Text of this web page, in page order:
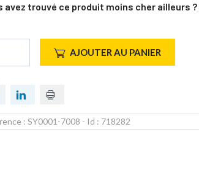
avez trouvé ce produit moins cher ailleurs ?
AJOUTER AU PANIER
: SY0001-7008 - Id : 718282